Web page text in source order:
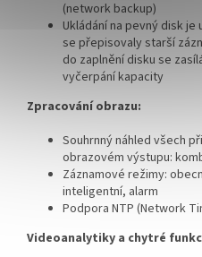
(network backup)
Ukládání na pevný disk
se přepisovaly starší
do zaplnění disku se
vyčerpání kapacity
Zpracování obrazu:
Souhrnný náhled všech
obrazovém výstupu:
Záznamové režimy:
inteligentní, alarm
Podpora NTP (Network
Videoanalytiky a chytré